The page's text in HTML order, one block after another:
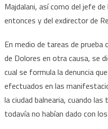
Majdalani, así como del jefe
entonces y del exdirector de
En medio de tareas de prueba
de Dolores en otra causa, se
cual se formula la denuncia
efectuados en las
la ciudad balnearia, cuando
todavía no habían dado con